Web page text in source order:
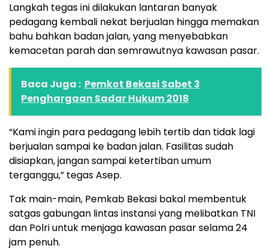
Langkah tegas ini dilakukan lantaran banyak
pedagang kembali nekat berjualan hingga memakan
bahu bahkan badan jalan, yang menyebabkan
kemacetan parah dan semrawutnya kawasan pasar.
Baca Juga : Pemkot Bekasi Sabet 3
Penghargaan Sadar Hukum 2018
“Kami ingin para pedagang lebih tertib dan tidak lagi
berjualan sampai ke badan jalan. Fasilitas sudah
disiapkan, jangan sampai ketertiban umum
terganggu,” tegas Asep.
Tak main-main, Pemkab Bekasi bakal membentuk
satgas gabungan lintas instansi yang melibatkan TNI
dan Polri untuk menjaga kawasan pasar selama 24
jam penuh.